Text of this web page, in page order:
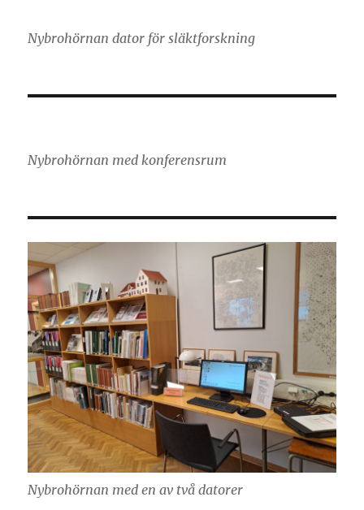
Nybrohörnan dator för släktforskning
Nybrohörnan med konferensrum
Nybrohörnan med en av två datorer